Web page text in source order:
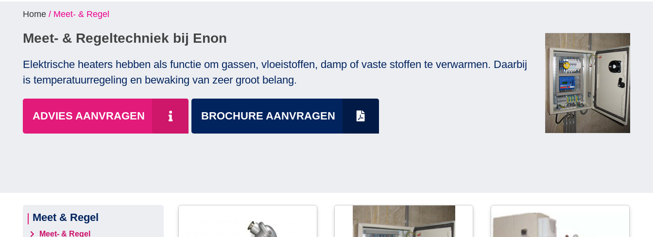
Contact
Home / Meet- & Regel
Meet- & Regeltechniek bij Enon
Elektrische heaters hebben als functie om gassen, vloeistoffen, damp of vaste stoffen te verwarmen. Daarbij
is temperatuurregeling en bewaking van zeer groot belang.
ADVIES AANVRAGEN BROCHURE AANVRAGEN
Meet & Regel
Meet- & Regel